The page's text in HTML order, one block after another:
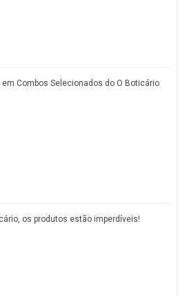
em Combos Selecionados do O Boticário
os produtos estão imperdíveis!